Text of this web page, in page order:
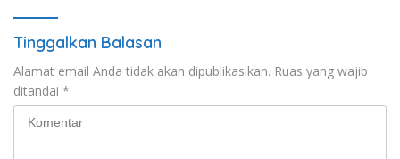
Tinggalkan Balasan
Alamat email Anda tidak akan dipublikasikan. Ruas yang wajib
ditandai *